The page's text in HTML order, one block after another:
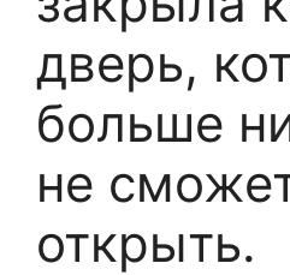
дверь,
больше
не
открыть.